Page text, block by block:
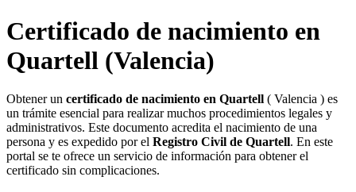
Certificado de nacimiento en
Quartell (Valencia)
Obtener un certificado de nacimiento en Quartell ( Valencia ) es
un trámite esencial para realizar muchos procedimientos legales y
administrativos. Este documento acredita el nacimiento de una
persona y es expedido por el Registro Civil de Quartell. En este
portal se te ofrece un servicio de información para obtener el
certificado sin complicaciones.